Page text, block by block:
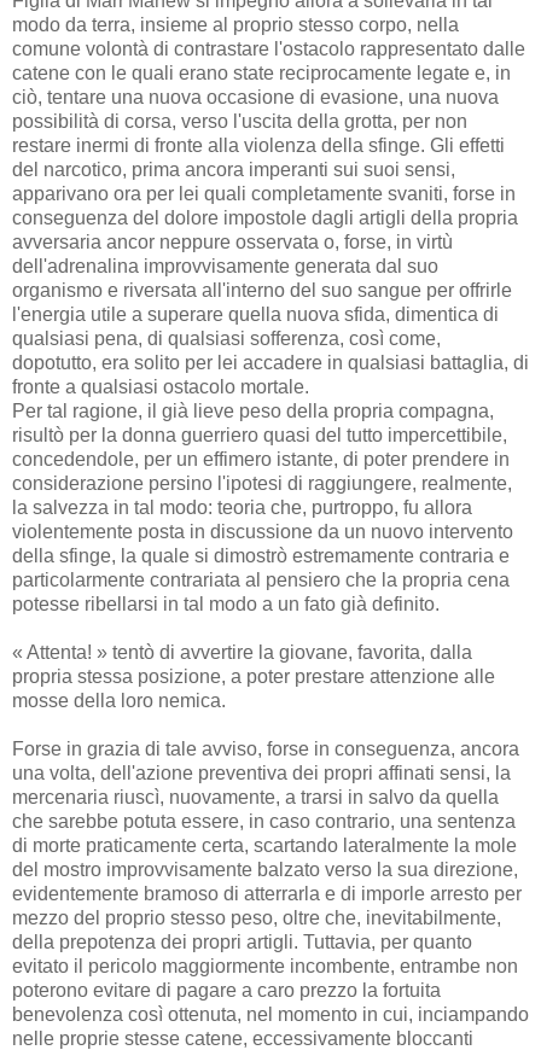
modo da terra, insieme al proprio stesso corpo, nella
comune volontà di contrastare l'ostacolo rappresentato dalle
catene con le quali erano state reciprocamente legate e, in
ciò, tentare una nuova occasione di evasione, una nuova
possibilità di corsa, verso l'uscita della grotta, per non
restare inermi di fronte alla violenza della sfinge. Gli effetti
del narcotico, prima ancora imperanti sui suoi sensi,
apparivano ora per lei quali completamente svaniti, forse in
conseguenza del dolore impostole dagli artigli della propria
avversaria ancor neppure osservata o, forse, in virtù
dell'adrenalina improvvisamente generata dal suo
organismo e riversata all'interno del suo sangue per offrirle
l'energia utile a superare quella nuova sfida, dimentica di
qualsiasi pena, di qualsiasi sofferenza, così come,
dopotutto, era solito per lei accadere in qualsiasi battaglia, di
fronte a qualsiasi ostacolo mortale.
Per tal ragione, il già lieve peso della propria compagna,
risultò per la donna guerriero quasi del tutto impercettibile,
concedendole, per un effimero istante, di poter prendere in
considerazione persino l'ipotesi di raggiungere, realmente,
la salvezza in tal modo: teoria che, purtroppo, fu allora
violentemente posta in discussione da un nuovo intervento
della sfinge, la quale si dimostrò estremamente contraria e
particolarmente contrariata al pensiero che la propria cena
potesse ribellarsi in tal modo a un fato già definito.
« Attenta! » tentò di avvertire la giovane, favorita, dalla
propria stessa posizione, a poter prestare attenzione alle
mosse della loro nemica.
Forse in grazia di tale avviso, forse in conseguenza, ancora
una volta, dell'azione preventiva dei propri affinati sensi, la
mercenaria riuscì, nuovamente, a trarsi in salvo da quella
che sarebbe potuta essere, in caso contrario, una sentenza
di morte praticamente certa, scartando lateralmente la mole
del mostro improvvisamente balzato verso la sua direzione,
evidentemente bramoso di atterrarla e di imporle arresto per
mezzo del proprio stesso peso, oltre che, inevitabilmente,
della prepotenza dei propri artigli. Tuttavia, per quanto
evitato il pericolo maggiormente incombente, entrambe non
poterono evitare di pagare a caro prezzo la fortuita
benevolenza così ottenuta, nel momento in cui, inciampando
nelle proprie stesse catene, eccessivamente bloccanti